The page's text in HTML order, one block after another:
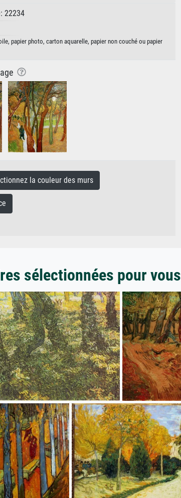
22234
papier photo, carton aquarelle, papier non couché ou papier
la couleur des murs
sélectionnées pour vous